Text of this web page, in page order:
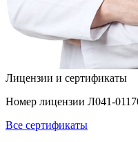
Лицензии и сертификаты
Номер лицензии Л041-
Все сертификаты